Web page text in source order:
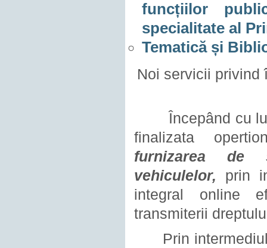
funcțiilor
specialitate al
Tematică și
Noi servicii
Începând cu
finalizata
furnizarea de
vehiculelor, prin
integral online
transmiterii
Prin intermediul